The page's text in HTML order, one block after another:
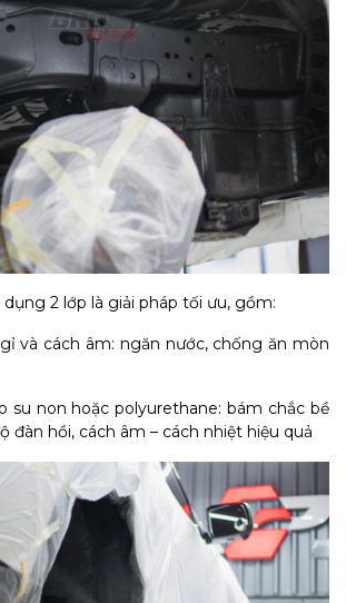
2 lớp là giải pháp tối ưu, gồm:
và cách âm: ngăn nước, chống ăn mòn
su non hoặc polyurethane: bám chắc bề
đàn hồi, cách âm – cách nhiệt hiệu quả